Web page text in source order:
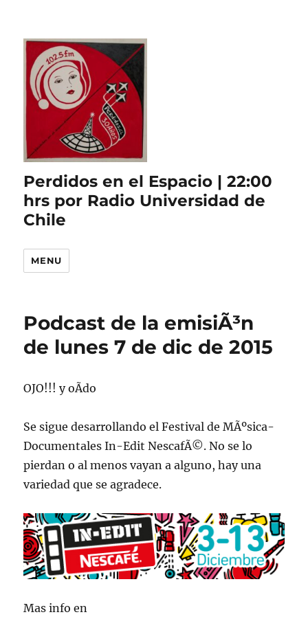
Perdidos en el Espacio | 22:00
hrs por Radio Universidad de
Chile
MENU
Podcast de la emisiÃ³n
de lunes 7 de dic de 2015
OJO!!! y oÃ­do
Se sigue desarrollando el Festival de MÃºsica-
Documentales In-Edit NescafÃ©. No se lo
pierdan o al menos vayan a alguno, hay una
variedad que se agradece.
Mas info en